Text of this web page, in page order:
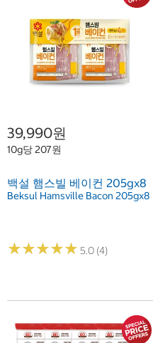
39,990원
10g당 207원
백설 햄스빌 베이컨 205gx8
Beksul Hamsville Bacon 205gx8
★★★★★
★★★★★ 5.0 (4)